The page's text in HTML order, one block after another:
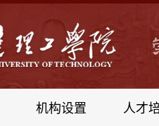
机构设置 人才